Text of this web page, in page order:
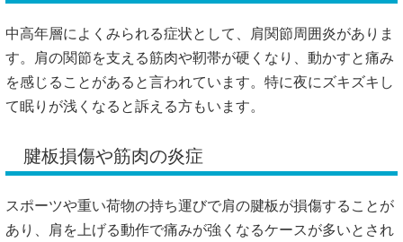
中高年層によくみられる症状として、肩関節周囲炎がありま
す。肩の関節を支える筋肉や靭帯が硬くなり、動かすと痛み
を感じることがあると言われています。特に夜にズキズキし
て眠りが浅くなると訴える方もいます。
腱板損傷や筋肉の炎症
スポーツや重い荷物の持ち運びで肩の腱板が損傷することが
あり、肩を上げる動作で痛みが強くなるケースが多いとされ